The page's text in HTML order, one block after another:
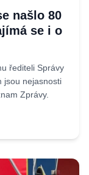
našlo 80
se i o
řediteli Správy
jsou nejasnosti
Zprávy.